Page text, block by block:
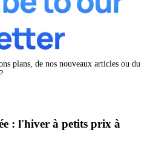
plans, de nos nouveaux articles ou du
: l'hiver à petits prix à